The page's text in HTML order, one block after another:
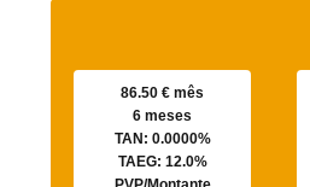
86.50 € mês
6 meses
TAN: 0.0000%
TAEG: 12.0%